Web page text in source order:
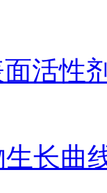
活性
生长曲